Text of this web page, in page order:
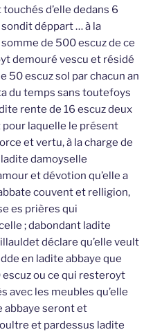
d’elle dedans 6
déppart … à la
de 500 escuz de ce
demouré vescu et résidé
50 escuz sol par chacun an
du temps sans toutefoys
rente de 16 escuz deux
laquelle le présent
et vertu, à la charge de
damoyselle
et dévotion qu’elle a
couvent et relligion,
es prières qui
; dabondant ladite
déclare qu’elle veult
en ladite abbaye que
ou ce qui resteroyt
avec les meubles qu’elle
abbaye seront et
et pardessus ladite